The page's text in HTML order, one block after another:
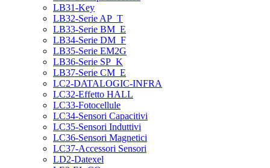
LB31-Key
LB32-Serie AP_T
LB33-Serie BM_E
LB34-Serie DM_F
LB35-Serie EM2G
LB36-Serie SP_K
LB37-Serie CM_E
LC2-DATALOGIC-INFRA
LC32-Effetto HALL
LC33-Fotocellule
LC34-Sensori Capacitivi
LC35-Sensori Induttivi
LC36-Sensori Magnetici
LC37-Accessori Sensori
LD2-Datexel